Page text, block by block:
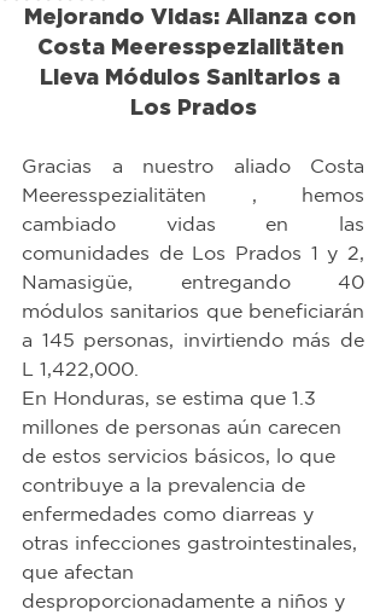
Mejorando Vidas: Alianza con
Costa Meeresspezialitäten
Lleva Módulos Sanitarios a
Los Prados
Gracias a nuestro aliado Costa
Meeresspezialitäten , hemos
cambiado vidas en las
comunidades de Los Prados 1 y 2,
Namasigüe, entregando 40
módulos sanitarios que beneficiarán
a 145 personas, invirtiendo más de
L 1,422,000.
En Honduras, se estima que 1.3
millones de personas aún carecen
de estos servicios básicos, lo que
contribuye a la prevalencia de
enfermedades como diarreas y
otras infecciones gastrointestinales,
que afectan
desproporcionadamente a niños y